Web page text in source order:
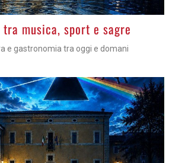
musica, sport e sagre
e gastronomia tra oggi e domani